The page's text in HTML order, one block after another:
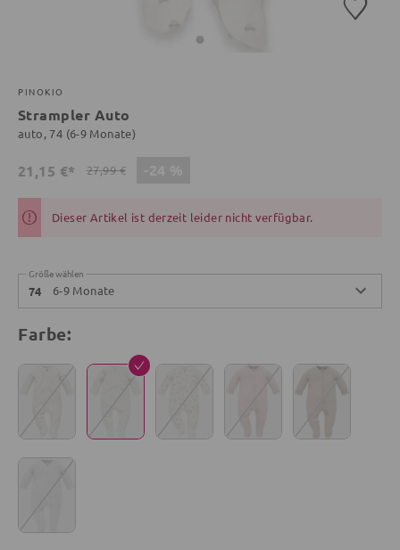
PINOKIO
Strampler Auto
auto, 74 (6-9 Monate)
21,15 €* 27,99 €
Dieser Artikel ist derzeit leider nicht verfügbar.
Größe wählen
74 6-9 Monate
Farbe: